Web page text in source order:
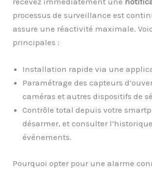
processus de surveillance est
assure une réactivité maximale.
principales :
Installation rapide via une
Paramétrage des capteurs
caméras et autres dispositifs de
Contrôle total depuis votre
désarmer, et consulter
événements.
Pourquoi opter pour une alarme